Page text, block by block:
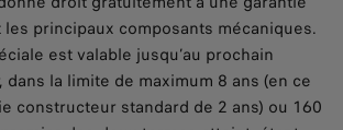
principaux composants mécaniques.
est valable jusqu’au prochain
la limite de maximum 8 ans (en ce
constructeur standard de 2 ans) ou 160